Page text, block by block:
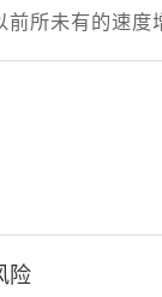
前所未有的速度
险